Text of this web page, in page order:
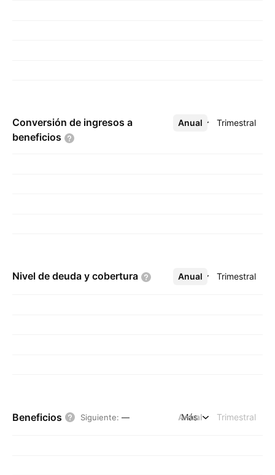
Conversión de ingresos a
beneficios
Anual Trimestral
Más
Nivel de deuda y cobertura Anual Trimestral
Más
Beneficios Siguiente: — Anual Trimestral
Más